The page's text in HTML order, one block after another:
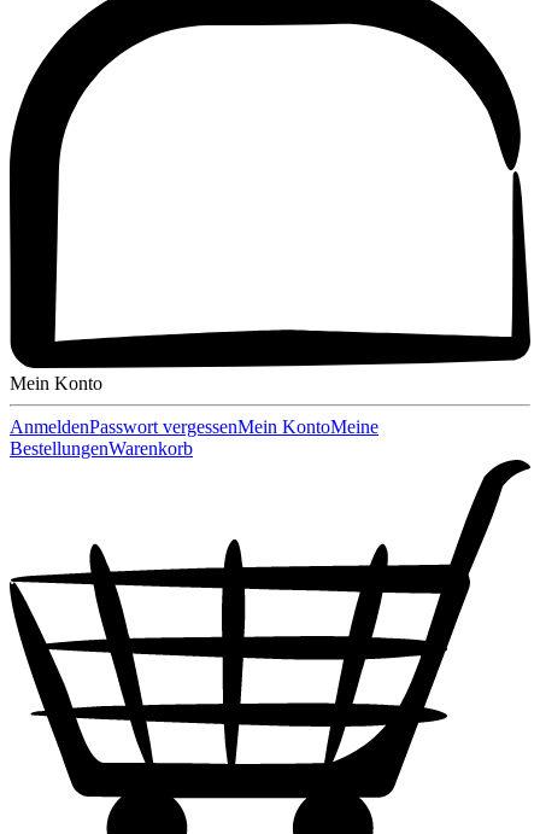
Mein Konto
AnmeldenPasswort vergessenMein KontoMeine
BestellungenWarenkorb